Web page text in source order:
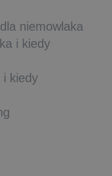
niemowlaka
i kiedy
i kiedy